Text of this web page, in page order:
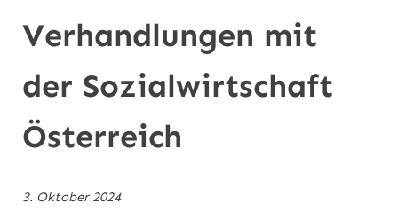
Verhandlungen mit
der Sozialwirtschaft
Österreich
3. Oktober 2024